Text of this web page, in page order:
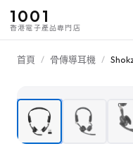
1001
香港電子產品專門店
首頁 / 骨傳導耳機 /